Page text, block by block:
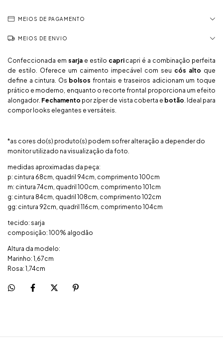
MEIOS DE PAGAMENTO
MEIOS DE ENVIO
Confeccionada em sarja e estilo capri capri é a combinação perfeita
de estilo. Oferece um caimento impecável com seu cós alto que
define a cintura. Os bolsosfrontais e traseiros adicionam um toque
prático e moderno, enquanto o recorte frontal proporciona um efeito
alongador. Fechamento por zíper de vista coberta e botão. Ideal para
compor looks elegantes e versáteis.
*as cores do(s) produto(s) podem sofrer alteração a depender do
monitor utilizado na visualização da foto.
medidas aproximadas da peça:
p: cintura 68cm, quadril 94cm, comprimento 100cm
m: cintura 74cm, quadril 100cm, comprimento 101cm
g: cintura 84cm, quadril 108cm, comprimento 102cm
gg: cintura 92cm, quadril 116cm, comprimento 104cm
tecido: sarja
composição: 100% algodão
Altura da modelo:
Marinho: 1,67cm
Rosa: 1,74cm